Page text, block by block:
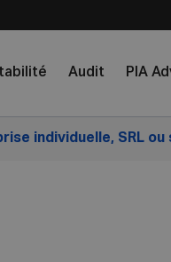
Audit PIA
individuelle, SRL